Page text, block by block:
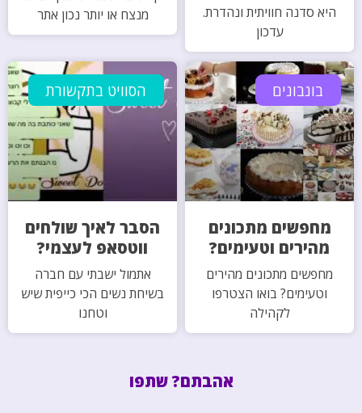
היא סדנה חוויתית ונהדרת.
עדכון
מנצח או יותר נכון אתר
בונבונים
מחפשים מתכונים
מהירים וטעימים?
מחפשים מתכונים מהירים
וטעימים? בואו הצטרפו
לקהילה
הסוויט בתקשורת
הסבר לאיך שולחים
ווטסאפ לעצמי?
אתמול ישבתי עם חברה
בשיחת נשים הכי כייפית שיש
וטחנו
אהבתם? שתפו